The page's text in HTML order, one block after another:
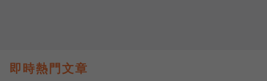
即時熱門文章